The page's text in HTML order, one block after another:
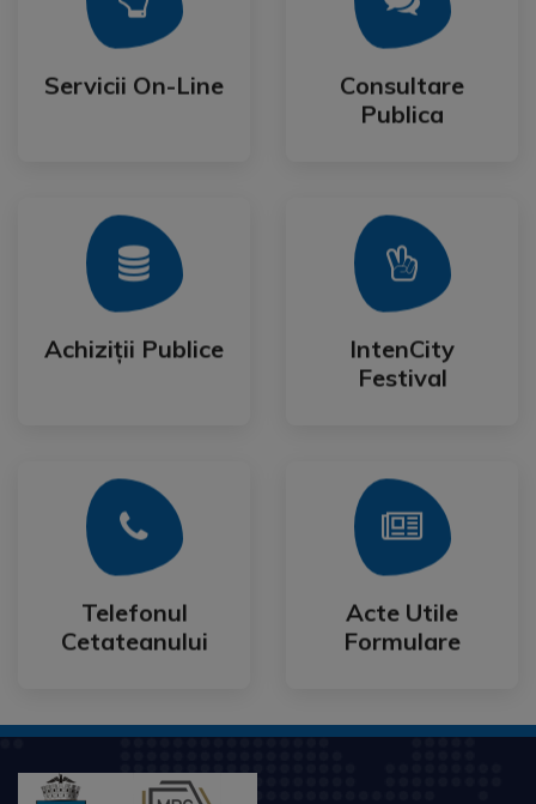
Servicii On-Line
Servicii On-Line
Consultare
Publica
Consultare
Publica
Achiziții Publice
Achiziții Publice
Mai Mult
IntenCity
Festival
IntenCity
Festival
Mai Mult
Telefonul
Cetateanului
Telefonul
Cetateanului
Mai Mult
Acte Utile
Formulare
Acte Utile
Formulare
Mai Mult